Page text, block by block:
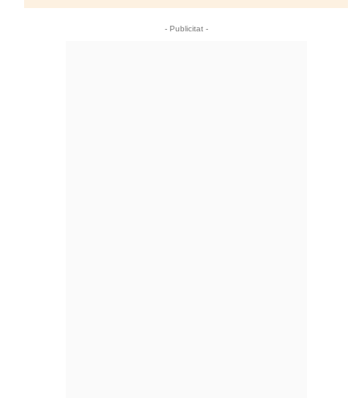
- Publicitat -